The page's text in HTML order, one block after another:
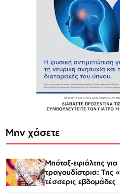
Μην χάσετε
Μπότοξ-εφιάλτης
τραγουδίστρια: Της
τέσσερις εβδομάδες